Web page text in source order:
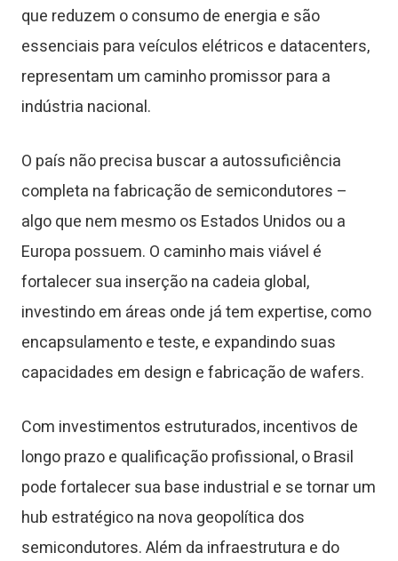
que reduzem o consumo de energia e são
essenciais para veículos elétricos e datacenters,
representam um caminho promissor para a
indústria nacional.
O país não precisa buscar a autossuficiência
completa na fabricação de semicondutores –
algo que nem mesmo os Estados Unidos ou a
Europa possuem. O caminho mais viável é
fortalecer sua inserção na cadeia global,
investindo em áreas onde já tem expertise, como
encapsulamento e teste, e expandindo suas
capacidades em design e fabricação de wafers.
Com investimentos estruturados, incentivos de
longo prazo e qualificação profissional, o Brasil
pode fortalecer sua base industrial e se tornar um
hub estratégico na nova geopolítica dos
semicondutores. Além da infraestrutura e do